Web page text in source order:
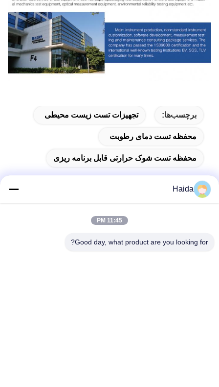
برچسب‌ها: تجهیزات تست زیست محیطی
محفظه تست دمای رطوبت
محفظه تست شوک حرارتی قابل برنامه ریزی
آدرس
Haida
11:45 PM
Good day, what product are you looking for?